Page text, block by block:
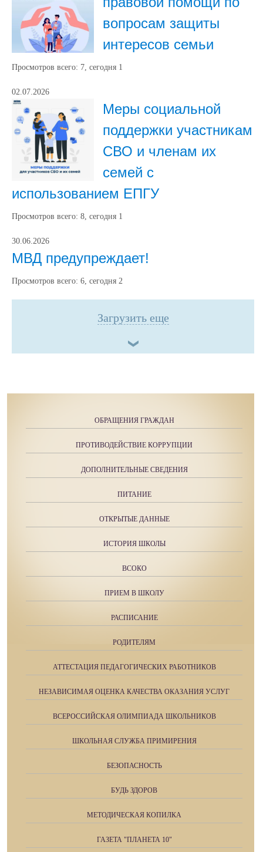
вопросам защиты
интересов семьи
Просмотров всего: 7, сегодня 1
02.07.2026
Меры социальной
поддержки участникам
СВО и членам их
семей с
использованием ЕПГУ
Просмотров всего: 8, сегодня 1
30.06.2026
МВД предупреждает!
Просмотров всего: 6, сегодня 2
Загрузить еще
ОБРАЩЕНИЯ ГРАЖДАН
ПРОТИВОДЕЙСТВИЕ КОРРУПЦИИ
ДОПОЛНИТЕЛЬНЫЕ СВЕДЕНИЯ
ПИТАНИЕ
ОТКРЫТЫЕ ДАННЫЕ
ИСТОРИЯ ШКОЛЫ
ВСОКО
ПРИЕМ В ШКОЛУ
РАСПИСАНИЕ
РОДИТЕЛЯМ
АТТЕСТАЦИЯ ПЕДАГОГИЧЕСКИХ РАБОТНИКОВ
НЕЗАВИСИМАЯ ОЦЕНКА КАЧЕСТВА ОКАЗАНИЯ УСЛУГ
ВСЕРОССИЙСКАЯ ОЛИМПИАДА ШКОЛЬНИКОВ
ШКОЛЬНАЯ СЛУЖБА ПРИМИРЕНИЯ
БЕЗОПАСНОСТЬ
БУДЬ ЗДОРОВ
МЕТОДИЧЕСКАЯ КОПИЛКА
ГАЗЕТА "ПЛАНЕТА 10"